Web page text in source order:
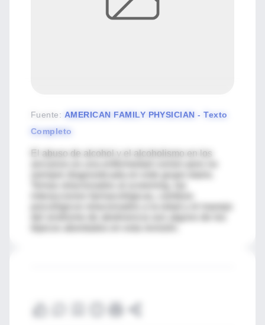
Fuente: AMERICAN FAMILY PHYSICIAN - Texto
Completo
El abuso de alcohol y el alcoholismo en los